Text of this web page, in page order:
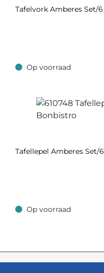
Tafelvork Amberes Set/6
Op voorraad
Op voorraad
Tafellepel Amberes Set/6
Op voorraad
Op voorraad